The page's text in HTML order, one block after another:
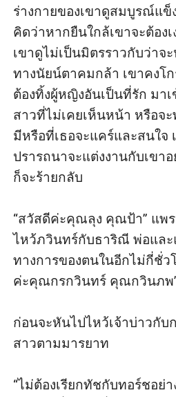
ร่างกายของเขาดูสมบูรณ์แข็
คิดว่าหากยืนใกล้เขาจะต้อง
เขาดูไม่เป็นมิตรราวกับว่าจ
ทางนัยน์ตาคมกล้า เขาคงโ
ต้องทิ้งผู้หญิงอันเป็นที่รัก มา
สาวที่ไม่เคยเห็นหน้า หรือจ
มีหรือที่เธอจะแคร์และสนใจ
ปรารถนาจะแต่งงานกับเขา
ก็จะร้ายกลับ
“สวัสดีค่ะคุณลุง คุณป้า” แพ
ไหว้ภวินทร์กับธาริณี พ่อและ
ทางการของตนในอีกไม่กี่ชั่ว
ค่ะคุณกรกวินทร์ คุณกวินภพ
ก่อนจะหันไปไหว้เจ้าบ่าวกับ
สาวตามมารยาท
“ไม่ต้องเรียกทัชกับทอร์ชอย่